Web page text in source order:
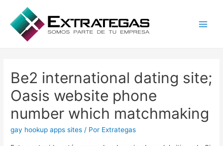
Be2 international dating site;
Oasis website phone
number which matchmaking
gay hookup apps sites / Por Extrategas